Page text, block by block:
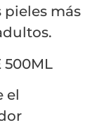
pieles más
500ML
el